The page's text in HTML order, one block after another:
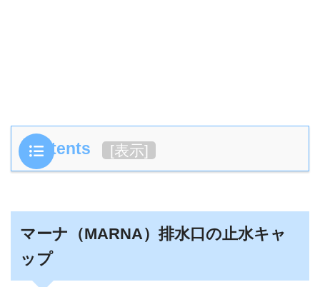
Contents [表示]
マーナ（MARNA）排水口の止水キャ
ップ